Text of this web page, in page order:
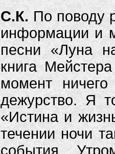
С.К. По поводу
информации и
песни «Луна
книга
момент
дежурство. Я
«Истина и
течении ночи
события.